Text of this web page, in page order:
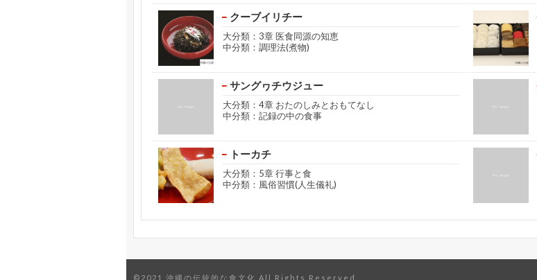
クーブイリチー
大分類：3章 医食同源の知恵
中分類：調理法(煮物)
サングヮチウジュー
大分類：4章 おたのしみとおもてなし
中分類：記録の中の食事
トーカチ
大分類：5章 行事と食
中分類：風俗習慣(人生儀礼)
©2021 沖縄の伝統的な食文化 All Rights Reserved.